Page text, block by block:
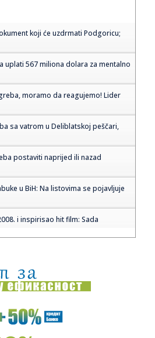
koji će uzdrmati Podgoricu;
uplati 567 miliona dolara za mentalno
moramo da reagujemo! Lider
sa vatrom u Deliblatskoj peščari,
postaviti naprijed ili nazad
u BiH: Na listovima se pojavljuje
i inspirisao hit film: Sada
Da li neko ovo nije očekivao?